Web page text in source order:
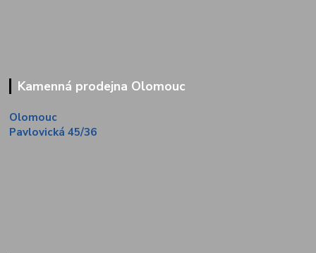
Kamenná prodejna Olomouc
Olomouc
Pavlovická 45/36